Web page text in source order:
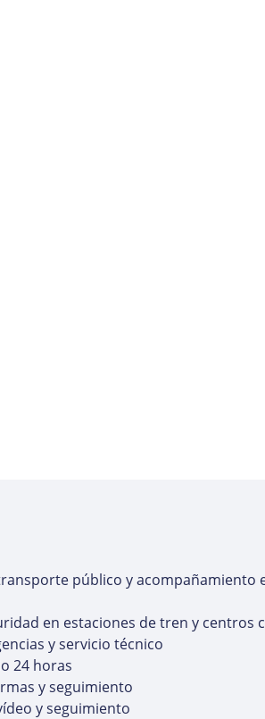
público y acompañamiento
en estaciones de tren y centros
y servicio técnico
24 horas
y seguimiento
y seguimiento